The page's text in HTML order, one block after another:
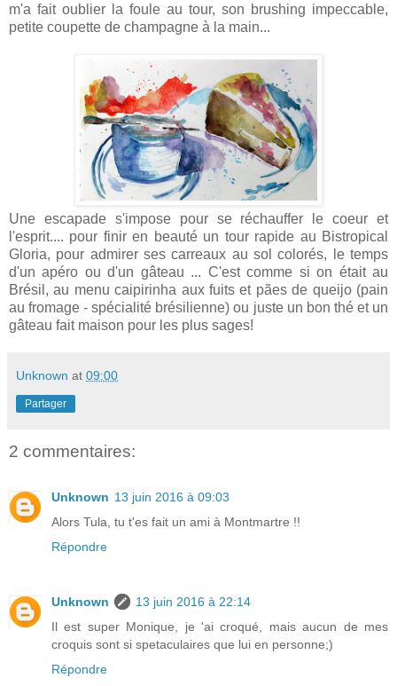
m'a fait oublier la foule au tour, son brushing impeccable,
petite coupette de champagne à la main...
Une escapade s'impose pour se réchauffer le coeur et
l'esprit.... pour finir en beauté un tour rapide au Bistropical
Gloria, pour admirer ses carreaux au sol colorés, le temps
d'un apéro ou d'un gâteau ... C'est comme si on était au
Brésil, au menu caipirinha aux fuits et pães de queijo (pain
au fromage - spécialité brésilienne) ou juste un bon thé et un
gâteau fait maison pour les plus sages!
Unknown at 09:00
Partager
2 commentaires:
Unknown 13 juin 2016 à 09:03
Alors Tula, tu t'es fait un ami à Montmartre !!
Répondre
Unknown
13 juin 2016 à 22:14
Il est super Monique, je 'ai croqué, mais aucun de mes
croquis sont si spetaculaires que lui en personne;)
Répondre